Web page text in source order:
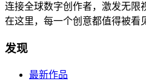
连接全球数字创作者，激发无限
在这里，每一个创意都值得被看
发现
最新作品